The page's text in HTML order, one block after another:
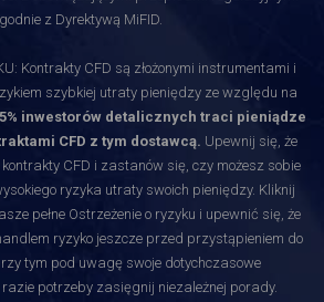
z Dyrektywą MiFID.
Kontrakty CFD są złożonymi instrumentami i
szybkiej utraty pieniędzy ze względu na
inwestorów detalicznych traci pieniądze
CFD z tym dostawcą. Upewnij się, że
CFD i zastanów się, czy możesz sobie
ryzyka utraty swoich pieniędzy. Kliknij
pełne Ostrzeżenie o ryzyku i upewnić się, że
ryzyko jeszcze przed przystąpieniem do
tym pod uwagę swoje dotychczasowe
potrzeby zasięgnij niezależnej porady.